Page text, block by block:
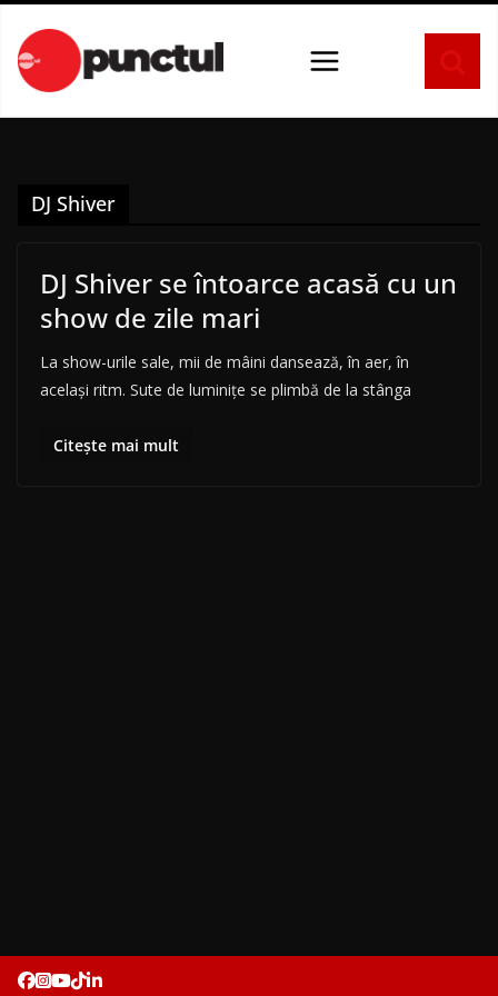
conținut
DJ Shiver
DJ Shiver se întoarce acasă cu un
show de zile mari
La show-urile sale, mii de mâini dansează, în aer, în
același ritm. Sute de luminițe se plimbă de la stânga
Citește mai mult